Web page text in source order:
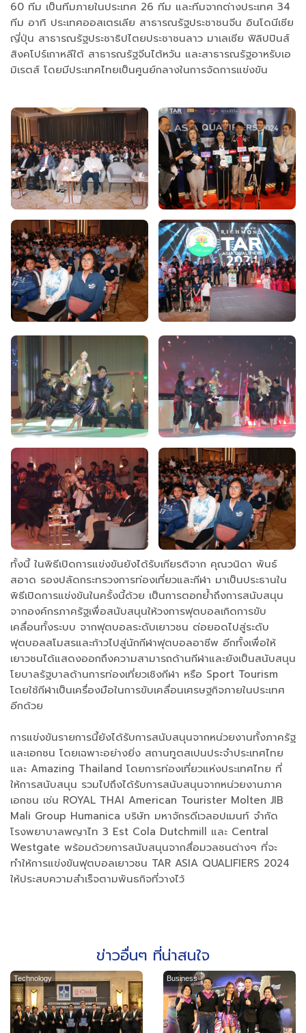
60 ทีม เป็นทีมภายในประเทศ 26 ทีม และทีมจากต่างประเทศ 34
ทีม อาทิ ประเทศออสเตรเลีย สาธารณรัฐประชาชนจีน อินโดนีเซีย
ญี่ปุ่น สาธารณรัฐประชาธิปไตยประชาชนลาว มาเลเซีย ฟิลิปปินส์
สิงคโปร์เกาหลีใต้ สาธารณรัฐจีนไต้หวัน และสาธารณรัฐอาหรับเอ
มิเรตส์ โดยมีประเทศไทยเป็นศูนย์กลางในการจัดการแข่งขัน
ทั้งนี้ ในพิธีเปิดการแข่งขันยังได้รับเกียรติจาก คุณวนิดา พันธ์
สอาด รองปลัดกระทรวงการท่องเที่ยวและกีฬา มาเป็นประธานใน
พิธีเปิดการแข่งขันในครั้งนี้ด้วย เป็นการตอกย้ำถึงการสนับสนุน
จากองค์กรภาครัฐเพื่อสนับสนุนให้วงการฟุตบอลเกิดการขับ
เคลื่อนทั้งระบบ จากฟุตบอลระดับเยาวชน ต่อยอดไปสู่ระดับ
ฟุตบอลสโมสรและก้าวไปสู่นักกีฬาฟุตบอลอาชีพ อีกทั้งเพื่อให้
เยาวชนได้แสดงออกถึงความสามารถด้านกีฬาและยังเป็นสนับสนุน
โยบาลรัฐบาลด้านการท่องเที่ยวเชิงกีฬา หรือ Sport Tourism
โดยใช้กีฬาเป็นเครื่องมือในการขับเคลื่อนเศรษฐกิจภายในประเทศ
อีกด้วย
การแข่งขันรายการนี้ยังได้รับการสนับสนุนจากหน่วยงานทั้งภาครัฐ
และเอกชน โดยเฉพาะอย่างยิ่ง สถานทูตสเปนประจำประเทศไทย
และ Amazing Thailand โดยการท่องเที่ยวแห่งประเทศไทย ที่
ให้การสนับสนุน รวมไปถึงได้รับการสนับสนุนจากหน่วยงานภาค
เอกชน เช่น ROYAL THAI American Tourister Molten JIB
Mali Group Humanica บริษัท มหาจักรดีเวลอปเมนท์ จำกัด
โรงพยาบาลพญาไท 3 Est Cola Dutchmill และ Central
Westgate พร้อมด้วยการสนับสนุนจากสื่อมวลชนต่างๆ ที่จะ
ทำให้การแข่งขันฟุตบอลเยาวชน TAR ASIA QUALIFIERS 2024
ให้ประสบความสำเร็จตามพันธกิจที่วางไว้
ข่าวอื่นๆ ที่น่าสนใจ
Technology Business